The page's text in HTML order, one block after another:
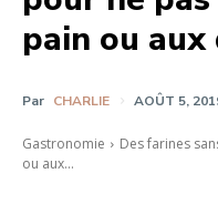
pain ou
Par CHARLIE AOÛT 5,
Gastronomie
Des farines
ou aux...